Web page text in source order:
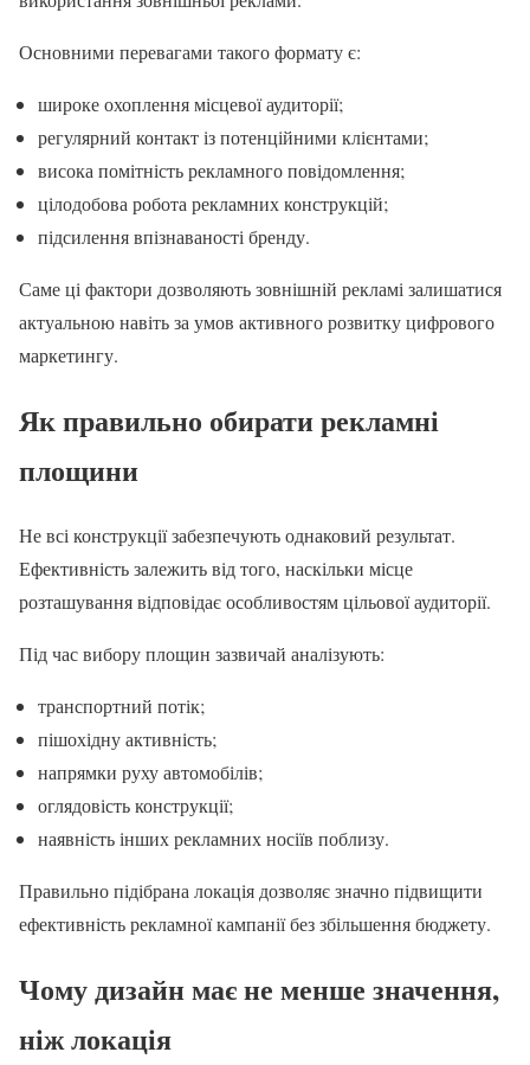
Основними перевагами такого формату є:
широке охоплення місцевої аудиторії;
регулярний контакт із потенційними клієнтами;
висока помітність рекламного повідомлення;
цілодобова робота рекламних конструкцій;
підсилення впізнаваності бренду.
Саме ці фактори дозволяють зовнішній рекламі залишатися
актуальною навіть за умов активного розвитку цифрового
маркетингу.
Як правильно обирати рекламні
площини
Не всі конструкції забезпечують однаковий результат.
Ефективність залежить від того, наскільки місце
розташування відповідає особливостям цільової аудиторії.
Під час вибору площин зазвичай аналізують:
транспортний потік;
пішохідну активність;
напрямки руху автомобілів;
оглядовість конструкції;
наявність інших рекламних носіїв поблизу.
Правильно підібрана локація дозволяє значно підвищити
ефективність рекламної кампанії без збільшення бюджету.
Чому дизайн має не менше значення,
ніж локація